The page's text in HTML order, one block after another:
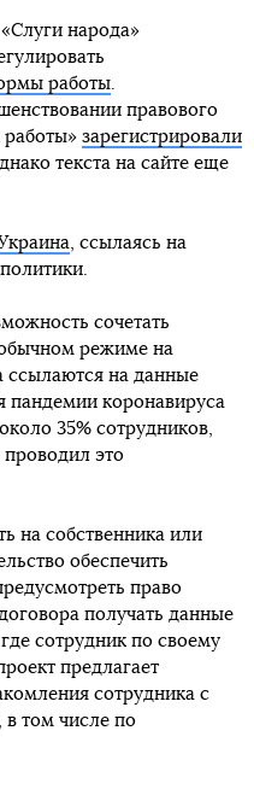
народа»
работы
правового
работы» зарегистрировали
текста на сайте еще
, ссылаясь на
сочетать
режиме на
ссылаются на данные
пандемии коронавируса
35% сотрудников,
проводил это
на собственника или
обеспечить
право
получать данные
сотрудник по своему
предлагает
сотрудника с
в том числе по